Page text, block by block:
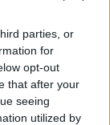
parties, or
for
opt-out
that after your
seeing
utilized by
σύστημα
λύση τριών
διαδικασίες